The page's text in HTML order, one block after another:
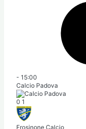
- 15:00
Calcio Padova
0 1
Frosinone Calcio